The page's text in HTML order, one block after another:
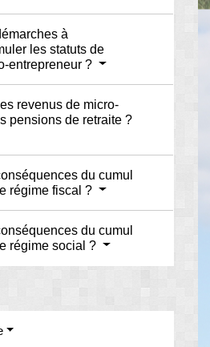
à
les statuts de
entrepreneur ?
revenus de micro-
pensions de retraite ?
du cumul
régime fiscal ?
du cumul
régime social ?